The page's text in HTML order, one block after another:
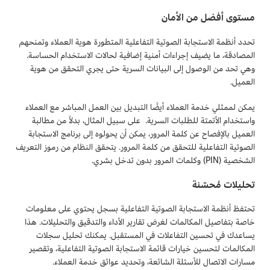
مستوى أفضل من الأمان
تحدد أنظمة الاستجابة الصوتية التفاعلية المتطورة هوية العملاء وتمنحهم
المصادقة، ما يضيف إجراءات أمنية إضافية لحالات الاستخدام الحساسة.
وهي تحد من الوصول إلى البيانات السرية حتى يجري التحقق من هوية
العميل.
يمكن لممثلي خدمة العملاء أيضًا التبديل بين العمل المباشر مع العملاء
واستخدام الأتمتة للطلبات السرية. على سبيل المثال، بدلاً من مطالبة
العميل بالإفصاح عن كلمة المرور، يمكن أن يحولوه إلى برنامج الاستجابة
الصوتية التفاعلية للتحقق من كلمة المرور. يتحقق النظام من رموز التعريف
الشخصية (PIN) وكلمات المرور بدون تدخل بشري.
تحليلات مُحسّنة
تحتفظ أنظمة الاستجابة الصوتية التفاعلية بسجل يحتوي على معلومات
خاصة بتفاصيل المكالمات لغرض تقارير الأداء والتدقيق والتحليلات. هذا
يساعدك في تحسين التفاعلات في المستقبل. يمكنك تحليل سجلات
المكالمات لتحسين خيارات قائمة الاستجابة الصوتية التفاعلية، وتقصير
مسارات الاتصال للأسئلة الشائعة، وتحديد عوائق خدمة العملاء.